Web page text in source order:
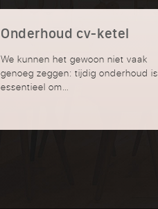
Onderhoud cv-ketel
We kunnen het gewoon niet vaak
genoeg zeggen: tijdig onderhoud is
essentieel om…